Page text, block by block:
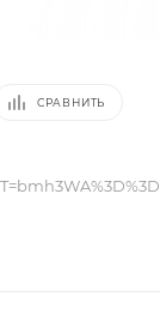
СРАВНИТЬ